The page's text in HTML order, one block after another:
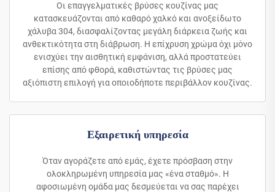
Οι επαγγελματικές βρύσες κουζίνας μας
κατασκευάζονται από καθαρό χαλκό και ανοξείδωτο
χάλυβα 304, διασφαλίζοντας μεγάλη διάρκεια ζωής και
ανθεκτικότητα στη διάβρωση. Η επίχρυση χρώμα όχι μόνο
ενισχύει την αισθητική εμφάνιση, αλλά προστατεύει
επίσης από φθορά, καθιστώντας τις βρύσες μας
αξιόπιστη επιλογή για οποιοδήποτε περιβάλλον κουζίνας.
Εξαιρετική υπηρεσία
Όταν αγοράζετε από εμάς, έχετε πρόσβαση στην
ολοκληρωμένη υπηρεσία μας «ένα σταθμό». Η
αφοσιωμένη ομάδα μας δεσμεύεται να σας παρέχει